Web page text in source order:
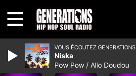
VOUS ÉCOUTEZ GENERATIONS
Niska
Pow Pow / Allo Doudou